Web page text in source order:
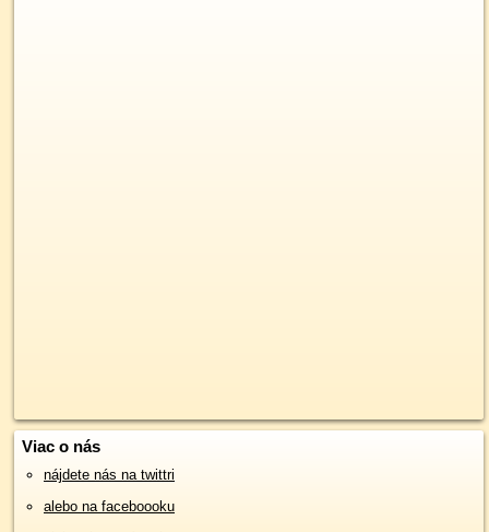
Viac o nás
nájdete nás na twittri
alebo na faceboooku